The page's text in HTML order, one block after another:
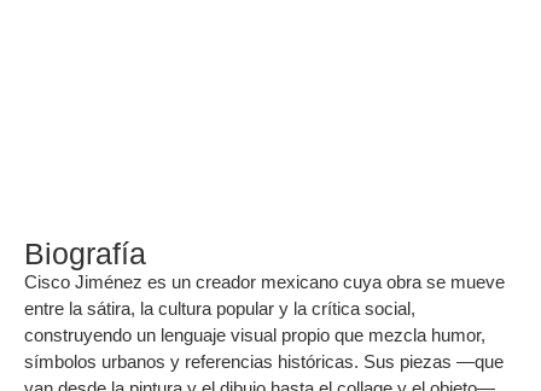
Biografía
Cisco Jiménez es un creador mexicano cuya obra se mueve
entre la sátira, la cultura popular y la crítica social,
construyendo un lenguaje visual propio que mezcla humor,
símbolos urbanos y referencias históricas. Sus piezas —que